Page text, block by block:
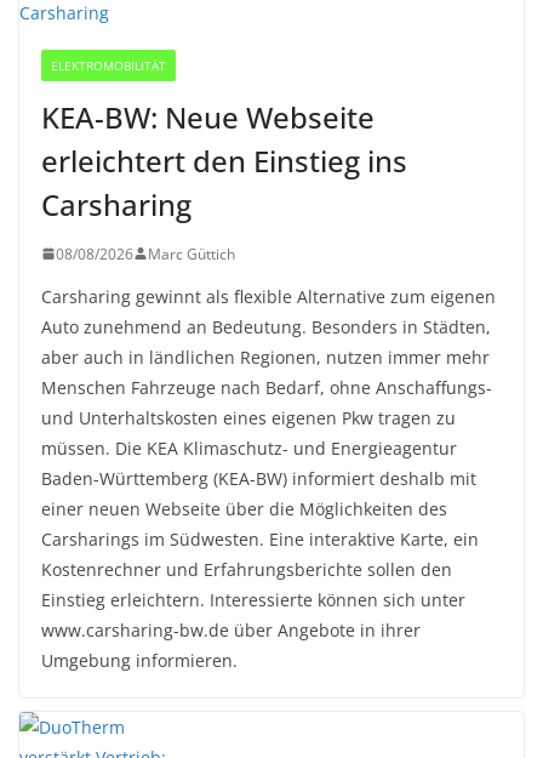
ELEKTROMOBILITÄT
KEA-BW: Neue Webseite
erleichtert den Einstieg ins
Carsharing
08/08/2026 Marc Güttich
Carsharing gewinnt als flexible Alternative zum eigenen
Auto zunehmend an Bedeutung. Besonders in Städten,
aber auch in ländlichen Regionen, nutzen immer mehr
Menschen Fahrzeuge nach Bedarf, ohne Anschaffungs-
und Unterhaltskosten eines eigenen Pkw tragen zu
müssen. Die KEA Klimaschutz- und Energieagentur
Baden-Württemberg (KEA-BW) informiert deshalb mit
einer neuen Webseite über die Möglichkeiten des
Carsharings im Südwesten. Eine interaktive Karte, ein
Kostenrechner und Erfahrungsberichte sollen den
Einstieg erleichtern. Interessierte können sich unter
www.carsharing-bw.de über Angebote in ihrer
Umgebung informieren.